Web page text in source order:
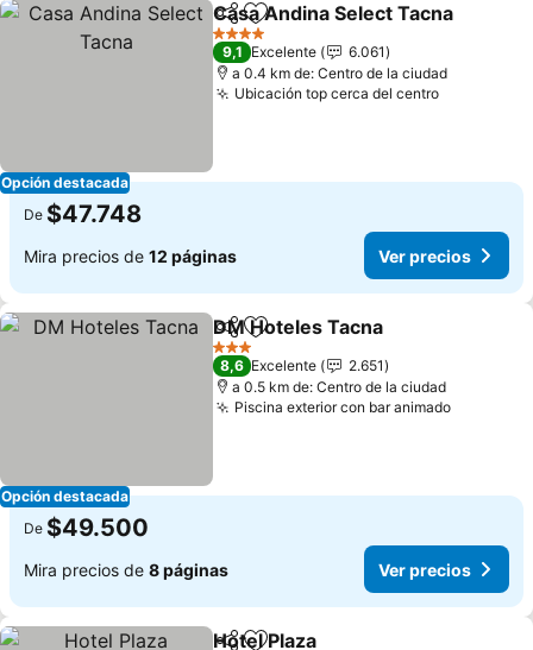
Opción destacada
CompartirAgregar a favoritos
Casa Andina Select Tacna
4 Estrellas
9,1 Excelente
6.061
a 0.4 km de: Centro de la ciudad
Ubicación top cerca del centroVer
De $47.748
Mira precios de 12 páginas Ver precios
Opción destacada
CompartirAgregar a favoritos
DM Hoteles Tacna
3 Estrellas
8,6 Excelente
2.651
a 0.5 km de: Centro de la ciudad
Piscina exterior con bar animadoVer
De $49.500
Mira precios de 8 páginas Ver precios
Hotel Plaza